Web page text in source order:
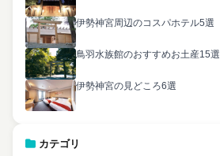
伊勢神宮周辺のコスパホテル5選
鳥羽水族館のおすすめお土産15選
伊勢神宮の見どころ6選
カテゴリ